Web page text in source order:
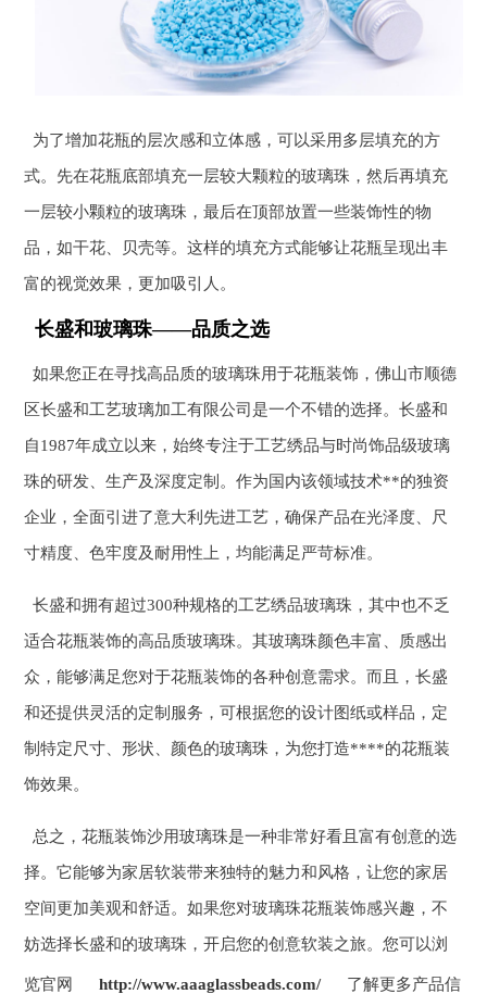
为了增加花瓶的层次感和立体感，可以采用多层填充的方
式。先在花瓶底部填充一层较大颗粒的玻璃珠，然后再填充
一层较小颗粒的玻璃珠，最后在顶部放置一些装饰性的物
品，如干花、贝壳等。这样的填充方式能够让花瓶呈现出丰
富的视觉效果，更加吸引人。
长盛和玻璃珠——品质之选
如果您正在寻找高品质的玻璃珠用于花瓶装饰，佛山市顺德
区长盛和工艺玻璃加工有限公司是一个不错的选择。长盛和
自1987年成立以来，始终专注于工艺绣品与时尚饰品级玻璃
珠的研发、生产及深度定制。作为国内该领域技术**的独资
企业，全面引进了意大利先进工艺，确保产品在光泽度、尺
寸精度、色牢度及耐用性上，均能满足严苛标准。
长盛和拥有超过300种规格的工艺绣品玻璃珠，其中也不乏
适合花瓶装饰的高品质玻璃珠。其玻璃珠颜色丰富、质感出
众，能够满足您对于花瓶装饰的各种创意需求。而且，长盛
和还提供灵活的定制服务，可根据您的设计图纸或样品，定
制特定尺寸、形状、颜色的玻璃珠，为您打造****的花瓶装
饰效果。
总之，花瓶装饰沙用玻璃珠是一种非常好看且富有创意的选
择。它能够为家居软装带来独特的魅力和风格，让您的家居
空间更加美观和舒适。如果您对玻璃珠花瓶装饰感兴趣，不
妨选择长盛和的玻璃珠，开启您的创意软装之旅。您可以浏
览官网 http://www.aaaglassbeads.com/ 了解更多产品信